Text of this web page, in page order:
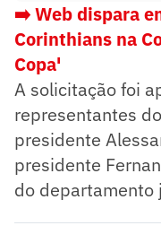
➡️ Web dispara
Corinthians na
Copa'
A solicitação foi
representantes
presidente
presidente
do departamento